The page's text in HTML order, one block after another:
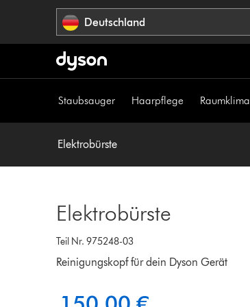
Deutschland
Staubsauger Haarpflege Raumklima
Elektrobürste
Elektrobürste
Teil Nr. 975248-03
Reinigungskopf für dein Dyson Gerät